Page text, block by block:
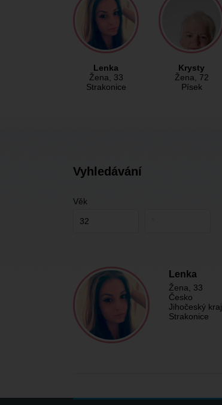
Lenka
Žena, 33
Strakonice
Krysty
Žena, 72
Písek
Vyhledávání
Věk
Lenka
Žena , 33
Česko
Jihočeský kraj
Strakonice